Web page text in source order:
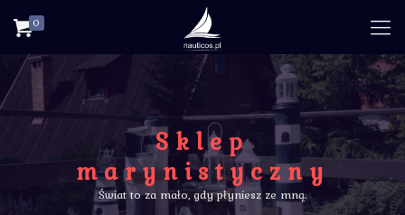
0
Sklep
marynistyczny
Świat to za mało, gdy płyniesz ze mną.